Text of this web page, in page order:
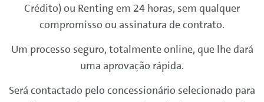
Crédito) ou Renting em 24 horas, sem qualquer
compromisso ou assinatura de contrato.
Um processo seguro, totalmenteonline, que lhe dará
uma aprovação rápida.
Será contactado pelo concessionário selecionado para